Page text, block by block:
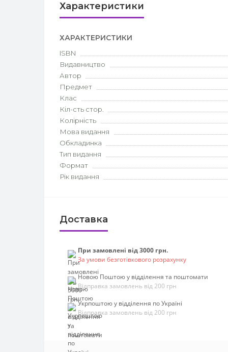
Характеристики
ХАРАКТЕРИСТИКИ
ISBN
Видавництво
Автор
Предмет
Клас
Кіл-сть стор.
Колірність
Мова видання
Обкладинка
Тип видання
Формат
Рік видання
Доставка
При замовлені від 3000 грн.
За умови безготівкового розрахунку
Новою Поштою у відділення та поштомати
Відправка замовлень від 200 грн
Укрпоштою у відділення по Україні
Відправка замовлень від 200 грн